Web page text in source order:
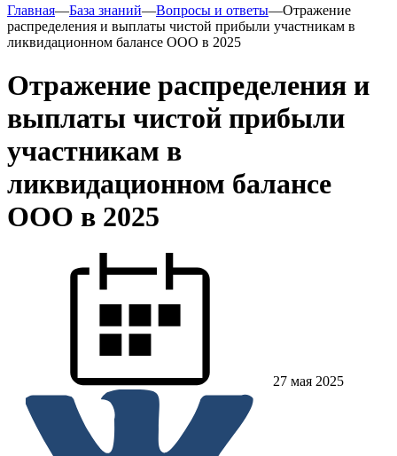
Главная—База знаний—Вопросы и ответы—Отражение
распределения и выплаты чистой прибыли участникам в
ликвидационном балансе ООО в 2025
Отражение распределения и
выплаты чистой прибыли
участникам в
ликвидационном балансе
ООО в 2025
27 мая 2025